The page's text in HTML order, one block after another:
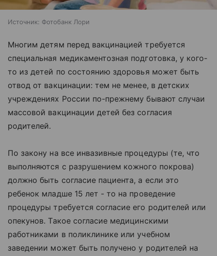
Источник: Фотобанк Лори
Многим детям перед вакцинацией требуется
специальная медикаментозная подготовка, у кого-
то из детей по состоянию здоровья может быть
отвод от вакцинации: тем не менее, в детских
учреждениях России по-прежнему бывают случаи
массовой вакцинации детей без согласия
родителей.
По закону на все инвазивные процедуры (те, что
выполняются с разрушением кожного покрова)
должно быть согласие пациента, а если это
ребенок младше 15 лет - то на проведение
процедуры требуется согласие его родителей или
опекунов. Такое согласие медицинскими
работниками в поликлинике или учебном
заведении может быть получено у родителей на